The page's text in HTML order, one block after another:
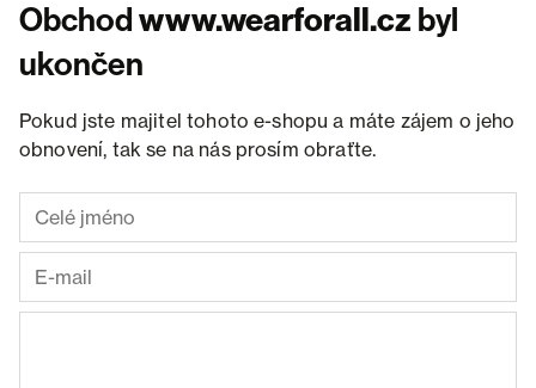
Obchodwww.wearforall.cz byl
ukončen
Pokud jste majitel tohoto e-shopu a máte zájem o jeho
obnovení, tak se na nás prosím obraťte.